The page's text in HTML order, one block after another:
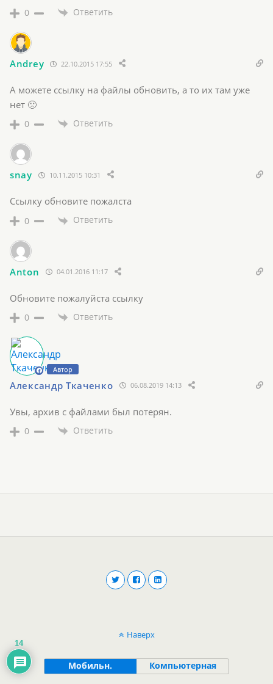
0 Ответить
Andrey 22.10.2015 17:55
А можете ссылку на файлы обновить, а то их там уже
нет 🙁
0 Ответить
snay 10.11.2015 10:31
Ссылку обновите пожалста
0 Ответить
Anton 04.01.2016 11:17
Обновите пожалуйста ссылку
0 Ответить
Автор
Александр Ткаченко 06.08.2019 14:13
Увы, архив с файлами был потерян.
0 Ответить
14
Наверх
Мобильн. Компьютерная